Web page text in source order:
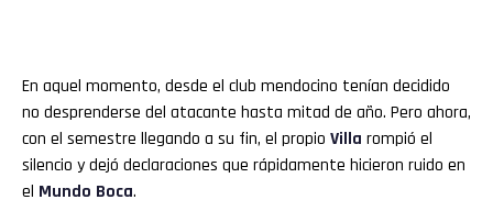
En aquel momento, desde el club mendocino tenían decidido
no desprenderse del atacante hasta mitad de año. Pero ahora,
con el semestre llegando a su fin, el propio Villa rompió el
silencio y dejó declaraciones que rápidamente hicieron ruido en
el Mundo Boca.